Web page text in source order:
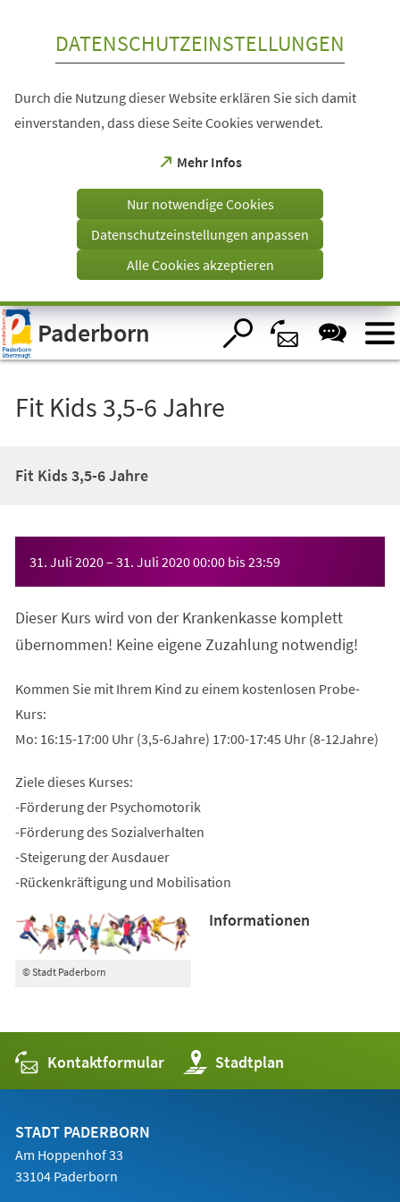
Visuelle
Assistenzsoftware
öffnen.
DATENSCHUTZEINSTELLUNGEN
Durch die Nutzung dieser Website erklären Sie sich damit
einverstanden, dass diese Seite Cookies verwendet.
Mehr Infos
(Öffnet
einem
Tab)
Nur notwendige Cookies
Datenschutzeinstellungen anpassen
Alle Cookies akzeptieren
Paderborn
Fit Kids 3,5-6 Jahre
Fit Kids 3,5-6 Jahre
31. Juli 2020– 31. Juli 202000:00 bis23:59
Dieser Kurs wird von der Krankenkasse komplett
übernommen! Keine eigene Zuzahlung notwendig!
Kommen Sie mit Ihrem Kind zu einem kostenlosen Probe-
Kurs:
Mo: 16:15-17:00 Uhr (3,5-6Jahre) 17:00-17:45 Uhr (8-12Jahre)
Ziele dieses Kurses:
-Förderung der Psychomotorik
-Förderung des Sozialverhalten
-Steigerung der Ausdauer
-Rückenkräftigung und Mobilisation
© Stadt Paderborn
Informationen
Kontaktformular Stadtplan
(Öffnet
in
einem
STADT PADERBORN
Am Hoppenhof 33
33104 Paderborn